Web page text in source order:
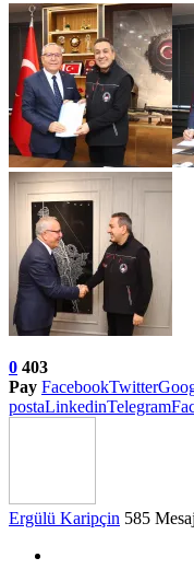
0 403
Pay FacebookTwitter
postaLinkedinTelegram
Ergülü Karipçin 585